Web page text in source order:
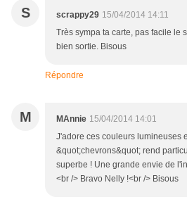
S scrappy29 15/04/2014 14:11
Très sympa ta carte, pas facile le
bien sortie. Bisous
Répondre
M MAnnie 15/04/2014 14:01
J'adore ces couleurs lumineuses
&quot;chevrons&quot; rend
superbe ! Une grande envie de
<br /> Bravo Nelly !<br /> Bisous